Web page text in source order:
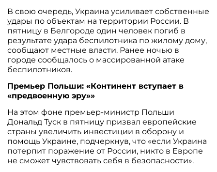
В свою очередь, Украина усиливает собственные
удары по объектам на территории России. В
пятницу в Белгороде один человек погиб в
результате удара беспилотника по жилому дому,
сообщают местные власти. Ранее ночью в
городе сообщалось о массированной атаке
беспилотников.
Премьер Польши: «Континент вступает в
«предвоенную эру»»
На этом фоне премьер-министр Польши
Дональд Туск в пятницу призвал европейские
страны увеличить инвестиции в оборону и
помощь Украине, подчеркнув, что «если Украина
потерпит поражение от России, никто в Европе
не сможет чувствовать себя в безопасности».